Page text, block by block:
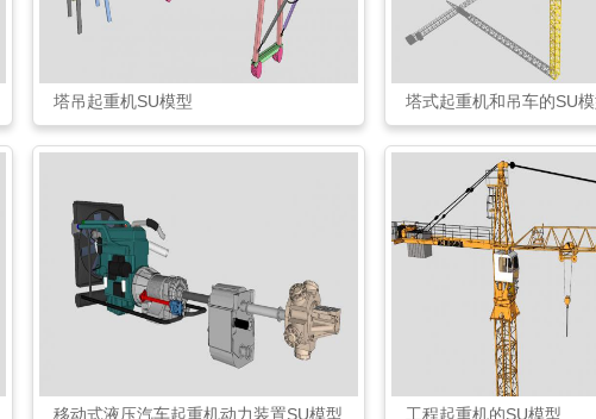
塔吊起重机SU模型 塔式起重机和吊车的SU
移动式液压汽车起重机动力装置SU模型 工程起重机的SU模型